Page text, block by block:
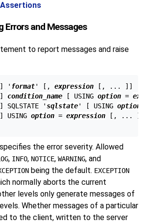
Assertions
Errors and Messages
to report messages and raise
] ' format' [ , expression [ , ... ] ] [
] condition_name [ USING option =
] SQLSTATE 'sqlstate' [ USING option
] USING option = expression [ , ...
];
the error severity. Allowed
, INFO, NOTICE, WARNING, and
being the default. EXCEPTION
normally aborts the current
levels only generate messages of
Whether messages of a particular
to the client, written to the server